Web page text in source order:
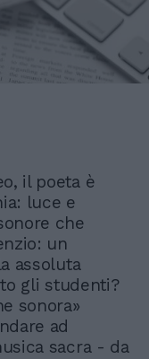
il poeta è
luce e
che
un
assoluta
gli studenti?
sonora»
ad
sacra - da